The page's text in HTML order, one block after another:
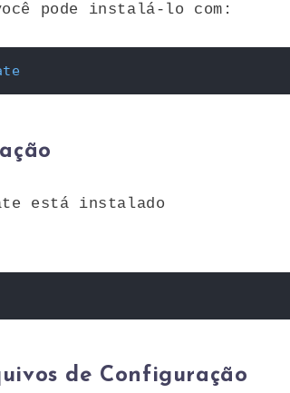
pode instalá-lo com:
está instalado
de Configuração